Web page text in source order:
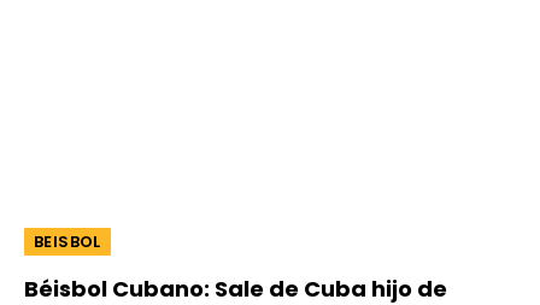
BEISBOL
Béisbol Cubano: Sale de Cuba hijo de